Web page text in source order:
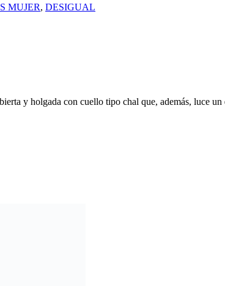
MUJER, DESIGUAL
y holgada con cuello tipo chal que, además, luce